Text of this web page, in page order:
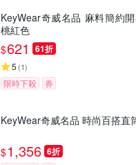
KeyWear奇威名品 麻料簡約
桃紅色
$621 61折
5 (1)
限時下殺 券
KeyWear奇威名品 時尚百搭直
$1,356 6折